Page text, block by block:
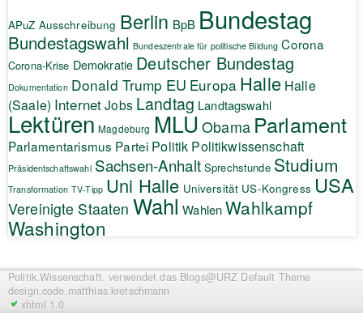
APuZ Ausschreibung Berlin BpB Bundestag
Bundestagswahl Bundeszentrale für politische Bildung Corona
Corona-Krise Demokratie Deutscher Bundestag
Dokumentation Donald Trump EU Europa Halle Halle
(Saale) InternetJobs Landtag Landtagswahl
Lektüren Magdeburg MLU Obama Parlament
Parlamentarismus Partei Politik Politikwissenschaft
Präsidentschaftswahl Sachsen-Anhalt Sprechstunde Studium
Transformation TV-Tipp Uni Halle Universität US-Kongress USA
Vereinigte Staaten Wahl Wahlen Wahlkampf
Washington
Politik.Wissenschaft. verwendet das Blogs@URZ Default Theme
design.code.matthias.kretschmann
xhtml 1.0